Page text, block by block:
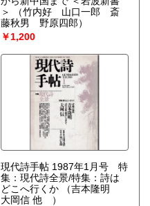
＞
（竹内好 山口一郎 斎
藤秋男 野原四郎）
￥1,200
現代詩手帖 1987年1月号 特
集：現代詩全景/特集：詩は
どこへ行くか
（吉本隆明
大岡信 他 ）